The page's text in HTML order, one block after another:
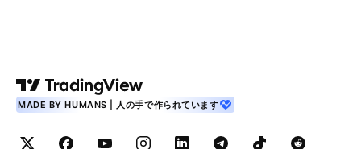
MADE BY HUMANS | 人の手で作られています